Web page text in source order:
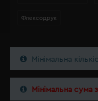
Флексодрук
Мінімальна
Мінімальна сума